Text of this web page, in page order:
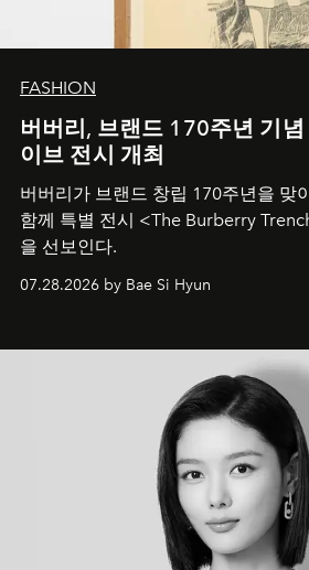
FASHION
버버리, 브랜드 170주년 기
이브 전시 개최
버버리가 브랜드 창립 170주년을 맞
함께 특별 전시 <The Burberry
을 선보인다.
07.28.2026 by Bae Si Hyun